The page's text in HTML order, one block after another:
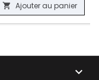
 Ajouter au panier
